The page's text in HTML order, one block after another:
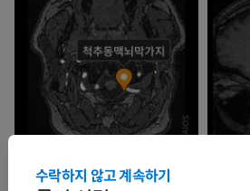
수락하지 않고 계속하기